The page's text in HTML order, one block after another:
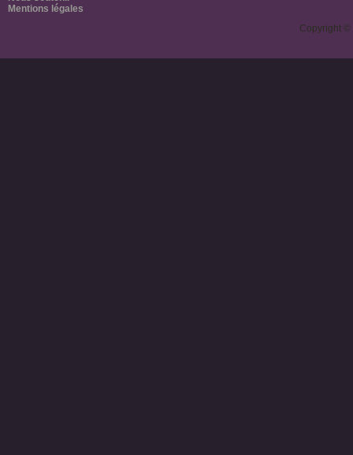
Mentions légales
Copyright ©